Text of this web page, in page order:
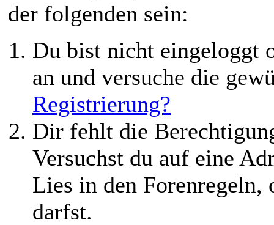
der folgenden sein:
Du bist nicht eingeloggt
an und versuche die
Registrierung?
Dir fehlt die
Versuchst du auf eine
Lies in den Forenregeln,
darfst.